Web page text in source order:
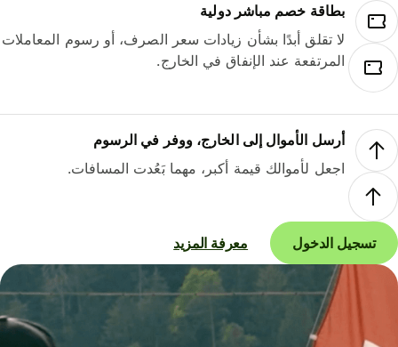
بطاقة خصم مباشر دولية
لا تقلق أبدًا بشأن زيادات سعر الصرف، أو رسوم المعاملات
المرتفعة عند الإنفاق في الخارج.
أرسل الأموال إلى الخارج، ووفر في الرسوم
اجعل لأموالك قيمة أكبر، مهما بَعُدت المسافات.
تسجيل الدخول معرفة المزيد